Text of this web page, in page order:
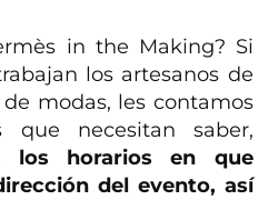
in the Making? Si
los artesanos de
modas, les contamos
que necesitan saber,
los horarios en que
del evento, así